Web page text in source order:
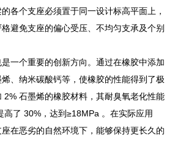
各个支座必须置于同一设计标高平面上，
避免支座的偏心受压、不均匀支承及个别
一个重要的创新方向。通过在橡胶中添加
、纳米碳酸钙等，使橡胶的性能得到了极
2% 石墨烯的橡胶材料，其耐臭氧老化性能
高了 30%，达到≥18MPa 。在实际应用
在恶劣的自然环境下，能够保持更长久的